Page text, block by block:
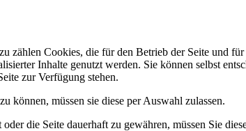
zählen Cookies, die für den Betrieb der Seite und
Inhalte genutzt werden. Sie können selbst
zur Verfügung stehen.
können, müssen sie diese per Auswahl zulassen.
die Seite dauerhaft zu gewähren, müssen Sie